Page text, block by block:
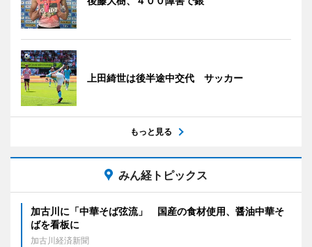
上田綺世は後半途中交代 サッカー
もっと見る
みん経トピックス
加古川に「中華そば弦流」 国産の食材使用、醤油中華そ
ばを看板に
加古川経済新聞